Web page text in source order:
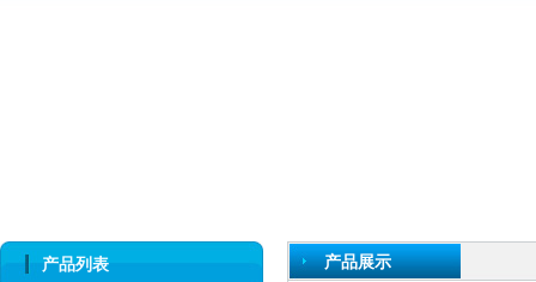
产品列表 产品展示